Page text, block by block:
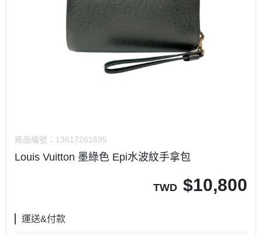
商品編號： 13617261695
Louis Vuitton 墨綠色 Epi水波紋手拿包
TWD $10,800
運送&付款